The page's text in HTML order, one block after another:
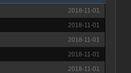
2018-11-01
2018-11-01
2018-11-01
2018-11-01
2018-11-01